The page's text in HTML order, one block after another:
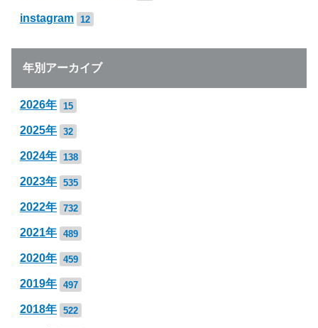
instagram 12
年別アーカイブ
2026年 15
2025年 32
2024年 138
2023年 535
2022年 732
2021年 489
2020年 459
2019年 497
2018年 522